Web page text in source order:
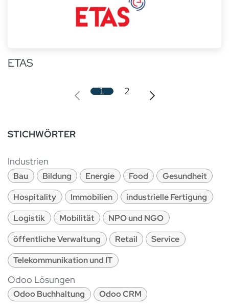
ETAS
1 2
STICHWÖRTER
Industrien
Bau Bildung Energie Food
Gesundheit
Hospitality
Immobilien
industrielle Fertigung
Logistik
Mobilität
NPO und NGO
öffentliche Verwaltung
Retail
Service
Telekommunikation und IT
Odoo Lösungen
Odoo Buchhaltung
Odoo CRM